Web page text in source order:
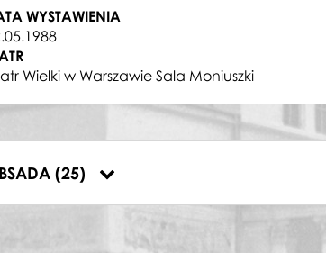
WYSTAWIENIA
Wielki w Warszawie Sala Moniuszki
(25)
Rudziński
Gawrońska
Walczak,Zdzisław Książek-Rozenau
Teresa Stępień
Góralski